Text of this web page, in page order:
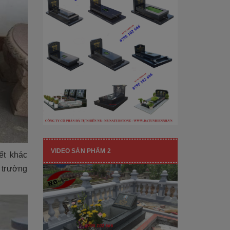
hạng mục nhận diện thương hiệu, nó
khác
VIDEO SẢN PHẨM 2